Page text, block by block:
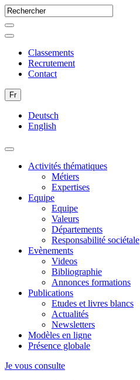
Classements
Recrutement
Contact
Fr
Deutsch
English
Activités thématiques
Métiers
Expertises
Equipe
Equipe
Valeurs
Départements
Responsabilité sociétale
Evènements
Videos
Bibliographie
Annonces formations
Publications
Etudes et livres blancs
Actualités
Newsletters
Modèles en ligne
Présence globale
Je vous consulte